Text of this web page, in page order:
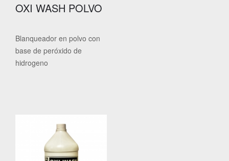
OXI WASH POLVO
Blanqueador en polvo con
base de peróxido de
hidrogeno